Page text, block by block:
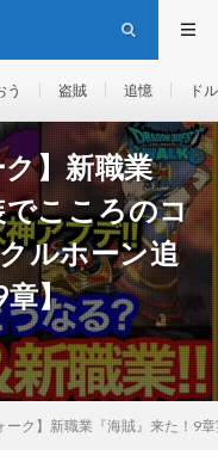
う 盗賊 追憶 ド
】新職業
でこころのコ
ルホーン追
章】
ーク】新職業『海賊』来た！9